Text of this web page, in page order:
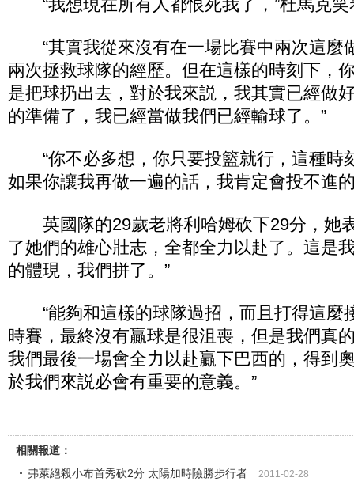
“我想現在所有人都恨死我了，”杜馬克笑
“其實我從來沒有在一場比賽中兩次這麼
兩次拯救球隊的經歷。但在這樣的時刻下，
是把球扔出去，對於我來説，我其實已經做
的準備了，我已經當做我們已經輸球了。”
“你不必多想，你只要投籃就行，這種時
如果你讓我再做一遍的話，我肯定會投不進
英國隊的29歲老將利哈姆砍下29分，她
了她們的雄心壯志，全都全力以赴了。這是
的體現，我們拼了。”
“能夠和這樣的球隊過招，而且打得這麼
時賽，最終沒有贏球是很沮喪，但是我們真
我們最後一場會全力以赴贏下巴西的，得到
於我們來説必會有重要的意義。”
相關報道：
弗萊絕殺小布首秀砍2分 太陽加時險勝步行者
2011-02-28